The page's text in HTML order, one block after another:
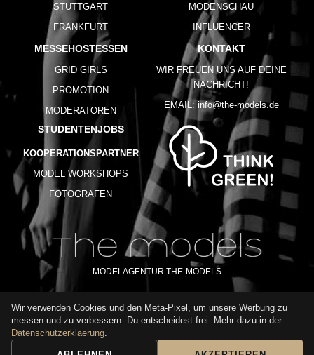
STUTTGART
FRANKFURT
MODENSCHAU
INFLUENCER
MESSEHOSTESSEN
GRID GIRLS
PROMOTION
MODERATOREN
STUDENTENJOBS
KOOPERATIONSPARTNER
MODEL WORKSHOPS
FOTOGRAFEN
KONTAKT
WIR FREUEN UNS AUF DEINE
NACHRICHT!
EMAIL: info@the-models.de
MODELAGENTUR THE-MODELS
IMPRESSUM AGB DATENSCHUTZ
NUTZUNGSBEDINGUNGEN
Wir verwenden Cookies und den Meta-Pixel, um unsere Werbung zu
messen und zu verbessern. Du entscheidest frei. Mehr dazu in der
Datenschutzerklaerung.